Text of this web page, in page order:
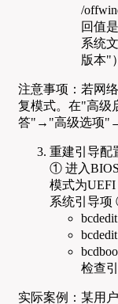
/
回值
系统
版本"）
注意事项：若网
复模式。在"高
答"→"高级选项
重建引导配
① 进入
模式为
系统引导项
检查
实际案例：某用